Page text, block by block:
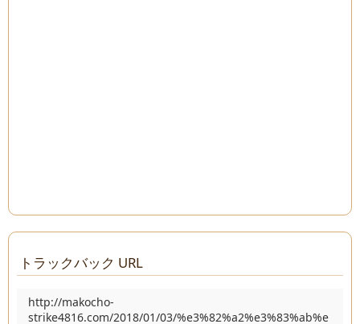
トラックバック URL
http://makocho-
strike4816.com/2018/01/03/%e3%82%a2%e3%83%ab%e